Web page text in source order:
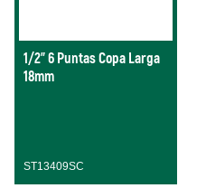
1/2" 6 Puntas Copa Larga
18mm
ST13409SC